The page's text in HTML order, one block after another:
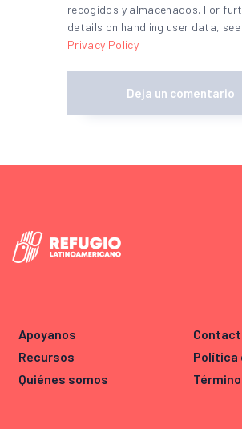
recogidos y almacenados. For
details on handling user data,
Privacy Policy
Apoyanos
Recursos
Quiénes somos
Política